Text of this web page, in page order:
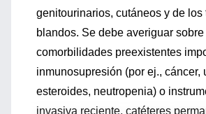
genitourinarios, cutáneos y de los
blandos. Se debe averiguar sobre
comorbilidades preexistentes
inmunosupresión (por ej., cáncer,
esteroides, neutropenia) o
invasiva reciente, catéteres